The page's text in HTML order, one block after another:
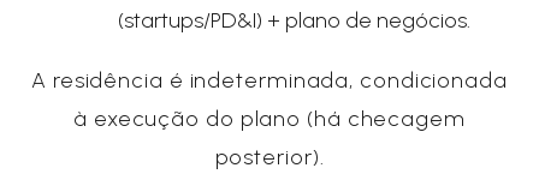
(startups/PD&I) + plano de negócios.
A residência é indeterminada, condicionada
à execução do plano (há checagem
posterior).